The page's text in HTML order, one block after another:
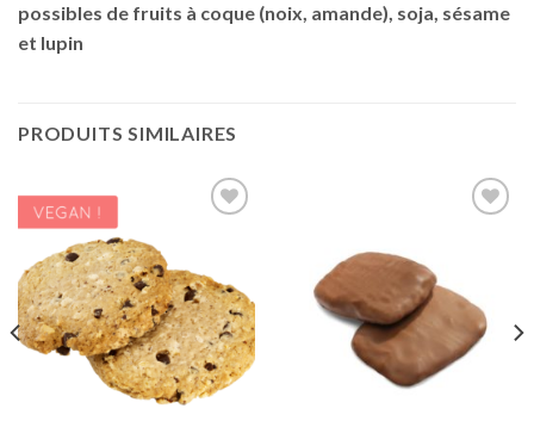
possibles de fruits à coque (noix, amande), soja, sésame
et lupin
PRODUITS SIMILAIRES
souhaits